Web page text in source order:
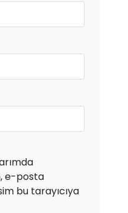
e-posta
bu tarayıcıya